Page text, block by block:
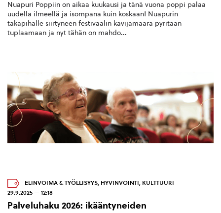
Nuapuri Poppiin on aikaa kuukausi ja tänä vuona poppi palaa
uudella ilmeellä ja isompana kuin koskaan! Nuapurin
takapihalle siirtyneen festivaalin kävijämäärä pyritään
tuplaamaan ja nyt tähän on mahdo...
ELINVOIMA & TYÖLLISYYS HYVINVOINTI KULTTUURI
29.9.2025 — 12:18
Palveluhaku 2026: ikääntyneiden